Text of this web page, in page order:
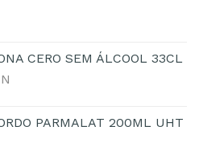
CERO SEM ÁLCOOL 33CL
PARMALAT 200ML UHT